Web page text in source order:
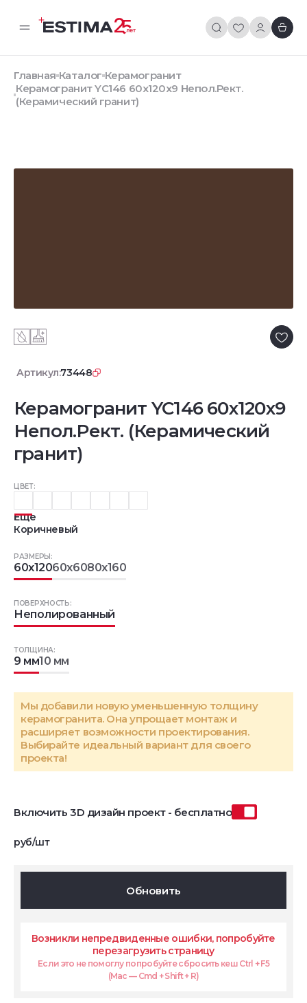
Главная Каталог Керамогранит
Керамогранит YC146 60x120x9 Непол.Рект.
(Керамический гранит)
Артикул:73448
Керамогранит YC146 60x120x9
Непол.Рект. (Керамический
гранит)
ЦВЕТ:
Еще
Коричневый
РАЗМЕРЫ:
60x12060x6080x160
ТОЛЩИНА:
9 мм10 мм
ПОВЕРХНОСТЬ:
Неполированный
Мы добавили новую уменьшенную толщину
керамогранита. Она упрощает монтаж и
расширяет возможности проектирования.
Выбирайте идеальный вариант для своего
проекта!
Включить 3D дизайн проект - бесплатно
руб/шт
Обновить
Возникли непредвиденные ошибки, попробуйте
перезагрузить страницу
Если это не помоглу попробуйте сбросить кеш Ctrl + F5
(Mac — Cmd + Shift + R)